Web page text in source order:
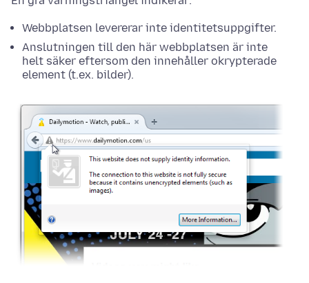
Webbplatsen levererar inte identitetsuppgifter.
Anslutningen till den här webbplatsen är inte
helt säker eftersom den innehåller okrypterade
element (t.ex. bilder).